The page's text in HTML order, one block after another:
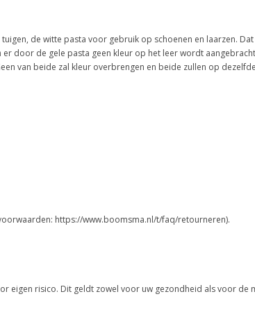
de witte pasta voor gebruik op schoenen en laarzen.
door de gele pasta geen kleur op het leer wordt
van beide zal kleur overbrengen en beide zullen op
https://www.boomsma.nl/t/faq/retourneren).
eigen risico. Dit geldt zowel voor uw gezondheid als voor de